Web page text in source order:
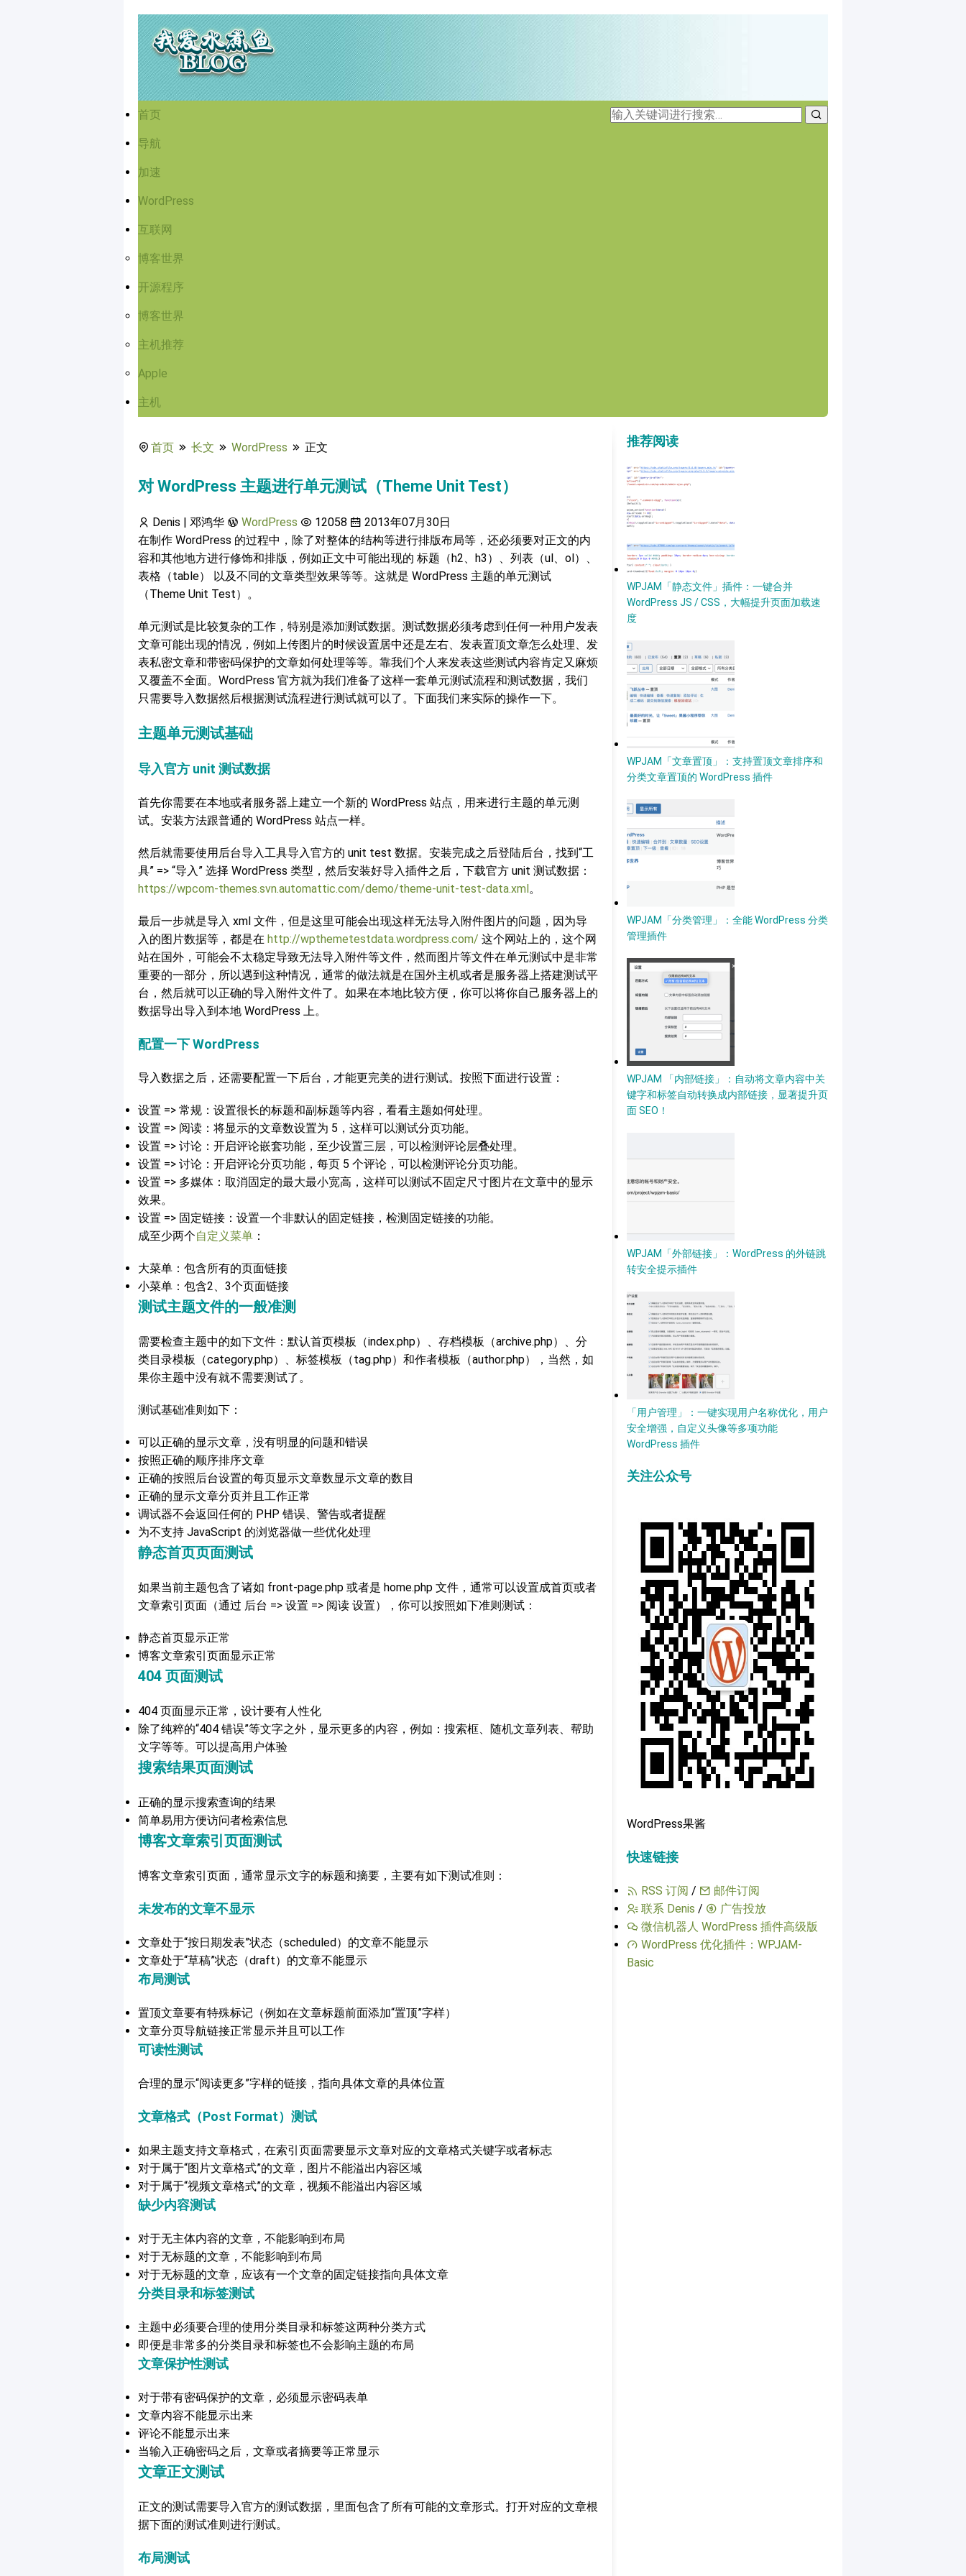
首页
导航
加速
WordPress
互联网
博客世界
开源程序
博客世界
主机推荐
Apple
主机
首页 长文 WordPress 正文
对 WordPress 主题进行单元测试（Theme Unit Test）
Denis | 邓鸿华 WordPress 12058
2013年07月30日
在制作 WordPress 的过程中，除了对整体的结构等进行排版布局等，还必须要对正文的内
容和其他地方进行修饰和排版，例如正文中可能出现的 标题（h2、h3）、列表（ul、ol）、
表格（table） 以及不同的文章类型效果等等。这就是 WordPress 主题的单元测试
（Theme Unit Test）。
单元测试是比较复杂的工作，特别是添加测试数据。测试数据必须考虑到任何一种用户发表
文章可能出现的情况，例如上传图片的时候设置居中还是左右、发表置顶文章怎么处理、发
表私密文章和带密码保护的文章如何处理等等。靠我们个人来发表这些测试内容肯定又麻烦
又覆盖不全面。WordPress 官方就为我们准备了这样一套单元测试流程和测试数据，我们
只需要导入数据然后根据测试流程进行测试就可以了。下面我们来实际的操作一下。
主题单元测试基础
导入官方 unit 测试数据
首先你需要在本地或者服务器上建立一个新的 WordPress 站点，用来进行主题的单元测
试。安装方法跟普通的 WordPress 站点一样。
然后就需要使用后台导入工具导入官方的 unit test 数据。安装完成之后登陆后台，找到“工
具” => “导入” 选择 WordPress 类型，然后安装好导入插件之后，下载官方 unit 测试数据：
https://wpcom-themes.svn.automattic.com/demo/theme-unit-test-data.xml。
最后一步就是导入 xml 文件，但是这里可能会出现这样无法导入附件图片的问题，因为导
入的图片数据等，都是在 http://wpthemetestdata.wordpress.com/ 这个网站上的，这个网
站在国外，可能会不太稳定导致无法导入附件等文件，然而图片等文件在单元测试中是非常
重要的一部分，所以遇到这种情况，通常的做法就是在国外主机或者是服务器上搭建测试平
台，然后就可以正确的导入附件文件了。如果在本地比较方便，你可以将你自己服务器上的
数据导出导入到本地 WordPress 上。
配置一下 WordPress
导入数据之后，还需要配置一下后台，才能更完美的进行测试。按照下面进行设置：
设置 => 常规：设置很长的标题和副标题等内容，看看主题如何处理。
设置 => 阅读：将显示的文章数设置为 5，这样可以测试分页功能。
设置 => 讨论：开启评论嵌套功能，至少设置三层，可以检测评论层叠处理。
设置 => 讨论：开启评论分页功能，每页 5 个评论，可以检测评论分页功能。
设置 => 多媒体：取消固定的最大最小宽高，这样可以测试不固定尺寸图片在文章中的显示
效果。
设置 => 固定链接：设置一个非默认的固定链接，检测固定链接的功能。
成至少两个自定义菜单 ：
大菜单：包含所有的页面链接
小菜单：包含2、3个页面链接
测试主题文件的一般准测
需要检查主题中的如下文件：默认首页模板（index.php）、存档模板（archive.php）、分
类目录模板（category.php）、标签模板（tag.php）和作者模板（author.php），当然，如
果你主题中没有就不需要测试了。
测试基础准则如下：
可以正确的显示文章，没有明显的问题和错误
按照正确的顺序排序文章
正确的按照后台设置的每页显示文章数显示文章的数目
正确的显示文章分页并且工作正常
调试器不会返回任何的 PHP 错误、警告或者提醒
为不支持 JavaScript 的浏览器做一些优化处理
静态首页页面测试
如果当前主题包含了诸如 front-page.php 或者是 home.php 文件，通常可以设置成首页或者
文章索引页面（通过 后台 => 设置 => 阅读 设置），你可以按照如下准则测试：
静态首页显示正常
博客文章索引页面显示正常
404 页面测试
404 页面显示正常，设计要有人性化
除了纯粹的“404 错误”等文字之外，显示更多的内容，例如：搜索框、随机文章列表、帮助
文字等等。可以提高用户体验
搜索结果页面测试
正确的显示搜索查询的结果
简单易用方便访问者检索信息
博客文章索引页面测试
博客文章索引页面，通常显示文字的标题和摘要，主要有如下测试准则：
未发布的文章不显示
文章处于“按日期发表”状态（scheduled）的文章不能显示
文章处于“草稿”状态（draft）的文章不能显示
布局测试
置顶文章要有特殊标记（例如在文章标题前面添加“置顶”字样）
文章分页导航链接正常显示并且可以工作
可读性测试
合理的显示“阅读更多”字样的链接，指向具体文章的具体位置
文章格式（Post Format）测试
如果主题支持文章格式，在索引页面需要显示文章对应的文章格式关键字或者标志
对于属于“图片文章格式”的文章，图片不能溢出内容区域
对于属于“视频文章格式”的文章，视频不能溢出内容区域
缺少内容测试
对于无主体内容的文章，不能影响到布局
对于无标题的文章，不能影响到布局
对于无标题的文章，应该有一个文章的固定链接指向具体文章
分类目录和标签测试
主题中必须要合理的使用分类目录和标签这两种分类方式
即便是非常多的分类目录和标签也不会影响主题的布局
文章保护性测试
对于带有密码保护的文章，必须显示密码表单
文章内容不能显示出来
评论不能显示出来
当输入正确密码之后，文章或者摘要等正常显示
文章正文测试
正文的测试需要导入官方的测试数据，里面包含了所有可能的文章形式。打开对应的文章根
据下面的测试准则进行测试。
布局测试
推荐阅读
WPJAM「静态文件」插件：一键合并
WordPress JS / CSS，大幅提升页面加载速
度
WPJAM「文章置顶」：支持置顶文章排序和
分类文章置顶的 WordPress 插件
WPJAM「分类管理」：全能 WordPress 分类
管理插件
WPJAM 「内部链接」：自动将文章内容中关
键字和标签自动转换成内部链接，显著提升页
面 SEO！
WPJAM「外部链接」：WordPress 的外链跳
转安全提示插件
「用户管理」：一键实现用户名称优化，用户
安全增强，自定义头像等多项功能
WordPress 插件
关注公众号
WordPress果酱
快速链接
RSS 订阅 /
邮件订阅
联系 Denis /
广告投放
微信机器人 WordPress 插件高级版
WordPress 优化插件：WPJAM-
Basic